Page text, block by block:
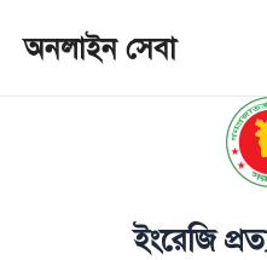
অনলাইন সেবা
ইংরেজি